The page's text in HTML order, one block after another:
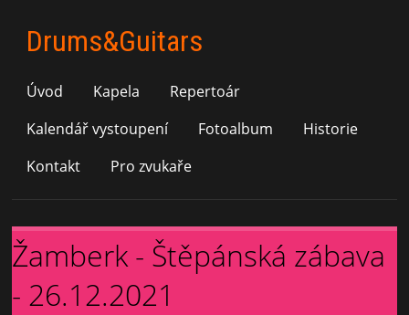
Drums&Guitars
Úvod Kapela
Repertoár
Kalendář vystoupení
Fotoalbum
Historie
Kontakt
Pro zvukaře
Žamberk - Štěpánská zábava
- 26.12.2021